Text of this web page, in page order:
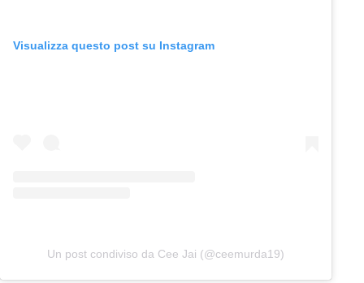
Visualizza questo post su Instagram
Un post condiviso da Cee Jai (@ceemurda19)